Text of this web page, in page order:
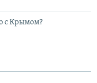
с Крымом?